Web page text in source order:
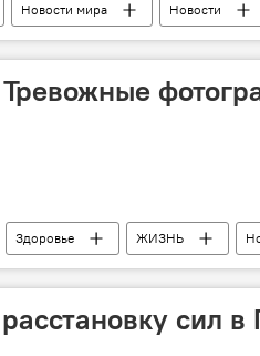
Новости мира Новости
Здоровье ЖИЗНЬ
сил